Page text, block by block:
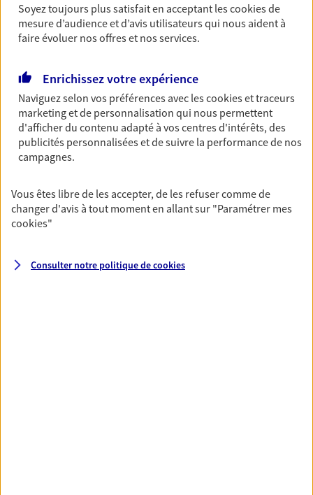
Retraite
Préparez sereinement ce nouveau chapitre de
notre solution PER (Plan Epargne Retraite)
spécialement conçue pour la retraite.
Découvrir l'offre Retraite
Prévoyance
contrat prévoyance. Préservez vos proches en cas
d'accident ou de maladie en optant pour les
garanties incapacité temporaire totale de travail,
Découvrir l'offre Prévoyance
Soyez toujours plus satisfait en acceptant lescookiesde
mesure d’audience et d’avis utilisateurs qui nous aident à
faire évoluer nos offres et nos services.
Enrichissez votre expérience
Naviguez selon vos préférences avec lescookies et traceurs
marketing et de personnalisation qui nous permettent
d'afficher du contenu adapté à vos centres d'intérêts, des
publicités personnalisées et de suivre la performance de nos
campagnes.
Vous êtes libre de les accepter, de les refuser comme de
changer d'avis à tout moment en allant sur "Paramétrer mes
cookies"
Consulter notre politique decookies